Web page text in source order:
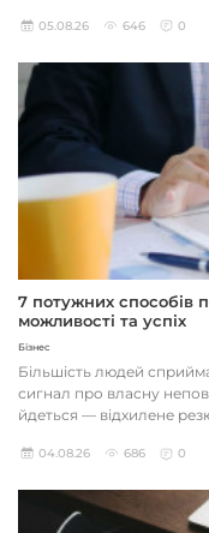
05.08.26 646 0
7 потужних способів
можливості та успіх
Бізнес
Більшість людей
сигнал про власну
йдеться — відхилене
04.08.26 686 0